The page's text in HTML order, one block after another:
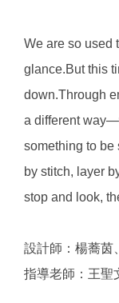
We are so used
glance.But this
down.Through
a different
something to be
by stitch, layer
stop and look,
設計師：楊蕎茵
指導老師：王聖